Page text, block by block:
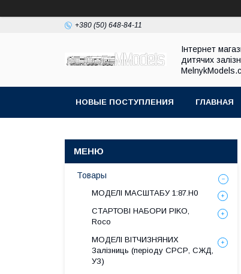
+380 (50) 648-84-11
Інтернет
дитячих
НОВЫЕ ПОСТУПЛЕНИЯ ГЛАВНАЯ
Товары
МОДЕЛІ МАСШТАБУ 1:87.H0
СТАРТОВІ НАБОРИ PIKO,
Roco
МОДЕЛІ ВІТЧИЗНЯНИХ
Залізниць (періоду СРСР, СЖД,
УЗ)